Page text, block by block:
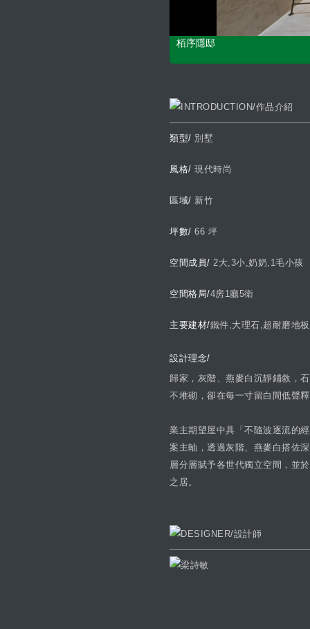
CONCEPT
栢序隱邸
類型/ 別墅
風格/ 現代時尚
區域/ 新竹
坪數/ 66 坪
空間成員/ 2大,3小,奶奶,1毛小孩
空間格局/4房1廳5衛
主要建材/鐵件,大理石,超耐磨地
設計理念/
歸家，灰階、燕麥白沉靜鋪敘，
不堆砌，卻在每一寸留白間低聲
業主期望屋中具「不隨波逐流的
案主軸，透過灰階、燕麥白搭佐
層分層賦予各世代獨立空間，並
之居。